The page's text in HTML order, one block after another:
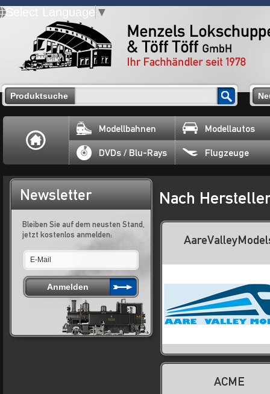
Select Language ▼
Produktsuche
Modellbahnen Modellautos
DVDs / Blu-Rays Flugzeuge
Newsletter
Bleiben Sie auf dem neusten Stand,
jetzt kostenlos anmelden:
Nach
ACME